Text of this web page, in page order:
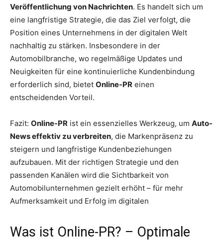
Veröffentlichung von Nachrichten. Es handelt sich um
eine langfristige Strategie, die das Ziel verfolgt, die
Position eines Unternehmens in der digitalen Welt
nachhaltig zu stärken. Insbesondere in der
Automobilbranche, wo regelmäßige Updates und
Neuigkeiten für eine kontinuierliche Kundenbindung
erforderlich sind, bietet Online-PR einen
entscheidenden Vorteil.
Fazit: Online-PR ist ein essenzielles Werkzeug, um Auto-
News effektiv zu verbreiten, die Markenpräsenz zu
steigern und langfristige Kundenbeziehungen
aufzubauen. Mit der richtigen Strategie und den
passenden Kanälen wird die Sichtbarkeit von
Automobilunternehmen gezielt erhöht – für mehr
Aufmerksamkeit und Erfolg im digitalen
Was ist Online-PR? – Optimale